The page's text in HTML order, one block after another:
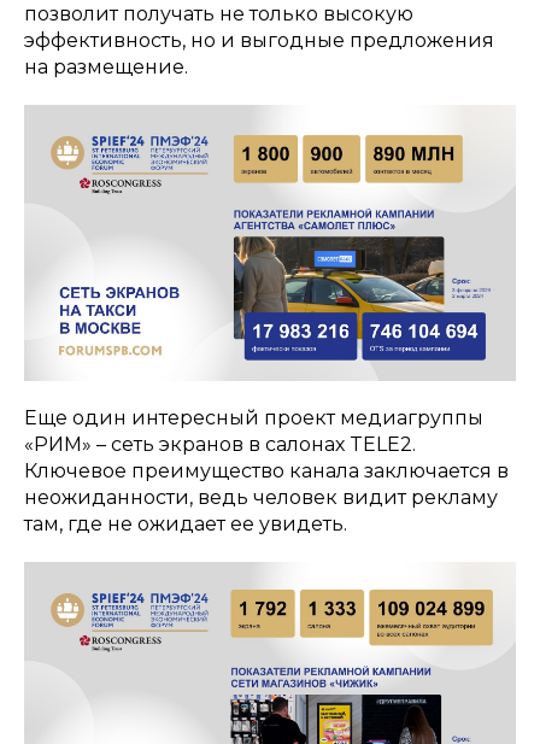
позволит получать не только высокую
эффективность, но и выгодные предложения
на размещение.
Еще один интересный проект медиагруппы
«РИМ» – сеть экранов в салонах TELE2.
Ключевое преимущество канала заключается в
неожиданности, ведь человек видит рекламу
там, где не ожидает ее увидеть.